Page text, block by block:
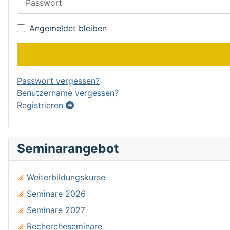
Angemeldet bleiben
Passwort vergessen?
Benutzername vergessen?
Registrieren
Seminarangebot
Weiterbildungskurse
Seminare 2026
Seminare 2027
Rechercheseminare